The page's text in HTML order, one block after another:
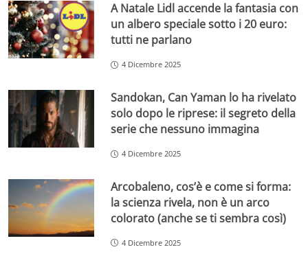
A Natale Lidl accende la fantasia con
un albero speciale sotto i 20 euro:
tutti ne parlano
4 Dicembre 2025
Sandokan, Can Yaman lo ha rivelato
solo dopo le riprese: il segreto della
serie che nessuno immagina
4 Dicembre 2025
Arcobaleno, cos’è e come si forma:
la scienza rivela, non è un arco
colorato (anche se ti sembra così)
4 Dicembre 2025